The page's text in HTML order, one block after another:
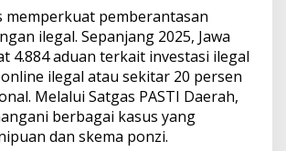
memperkuat pemberantasan
ilegal. Sepanjang 2025, Jawa
4.884 aduan terkait investasi ilegal
ilegal atau sekitar 20 persen
Melalui Satgas PASTI Daerah,
berbagai kasus yang
dan skema ponzi.